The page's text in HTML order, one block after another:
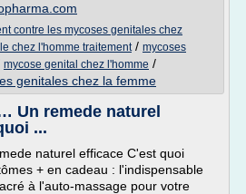
contre les mycoses genitales chez
chez l'homme traitement/ mycoses
mycose genital chez l'homme /
genitales chez la femme
Un remede naturel
...
naturel efficace C'est quoi
+ en cadeau : l'indispensable
à l'auto-massage pour votre